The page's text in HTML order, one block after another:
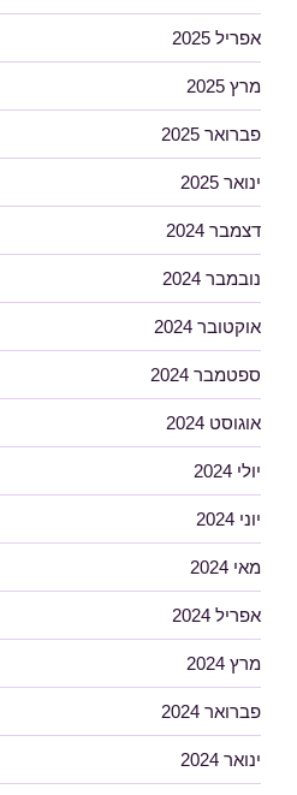
אפריל 2025
מרץ 2025
פברואר 2025
ינואר 2025
דצמבר 2024
נובמבר 2024
אוקטובר 2024
ספטמבר 2024
אוגוסט 2024
יולי 2024
יוני 2024
מאי 2024
אפריל 2024
מרץ 2024
פברואר 2024
ינואר 2024